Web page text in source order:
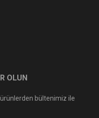
OLUN
bültenimiz ile